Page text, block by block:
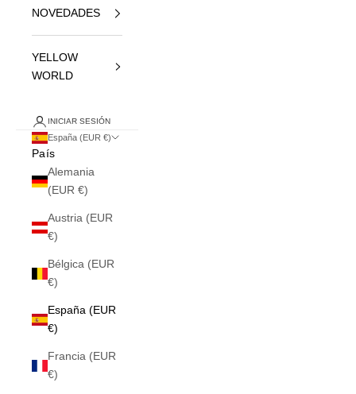
NOVEDADES
YELLOW
WORLD
INICIAR SESIÓN
España (EUR €)
País
Alemania
(EUR €)
Austria (EUR
€)
Bélgica (EUR
€)
España (EUR
€)
Francia (EUR
€)